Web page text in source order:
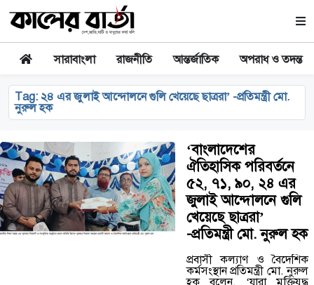
সারাবাংলা রাজনীতি আন্তর্জাতিক অপরাধ ও তদন্ত
Tag: ২৪ এর জুলাই আন্দোলনে গুলি খেয়েছে ছাত্ররা’ -প্রতিমন্ত্রী মো.
নুরুল হক
‘বাংলাদেশের
ঐতিহাসিক পরিবর্তনে
৫২, ৭১, ৯০, ২৪ এর
জুলাই আন্দোলনে গুলি
খেয়েছে ছাত্ররা’
-প্রতিমন্ত্রী মো. নুরুল হক
প্রবাসী কল্যাণ ও বৈদেশিক
কর্মসংস্থান প্রতিমন্ত্রী মো. নুরুল
হক বলেন, ‘যারা মুক্তিযুদ্ধ